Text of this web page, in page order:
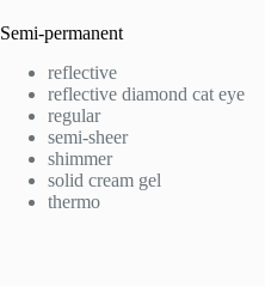
Semi-permanent
reflective
reflective diamond cat eye
regular
semi-sheer
shimmer
solid cream gel
thermo